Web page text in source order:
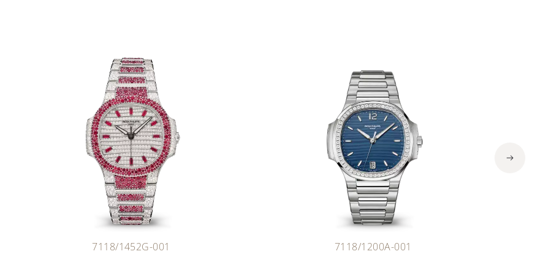
7118/1452G-001
7118/1200A-001